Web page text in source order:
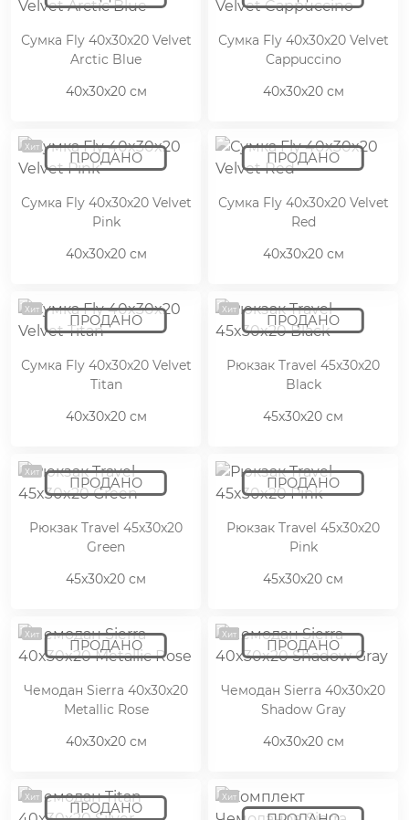
Сумка Fly 40x30x20 Velvet
Arctic Blue
40x30x20 см
Сумка Fly 40x30x20 Velvet
Cappuccino
40x30x20 см
Хит
Сумка Fly 40x30x20 Velvet
Pink
40x30x20 см
Сумка Fly 40x30x20 Velvet
Red
40x30x20 см
Хит
Сумка Fly 40x30x20 Velvet
Titan
40x30x20 см
Хит
Рюкзак Travel 45x30x20
Black
45x30x20 см
Хит
Рюкзак Travel 45x30x20
Green
45x30x20 см
Рюкзак Travel 45x30x20
Pink
45x30x20 см
Хит
Чемодан Sierra 40x30x20
Metallic Rose
40x30x20 см
Хит
Чемодан Sierra 40x30x20
Shadow Gray
40x30x20 см
Хит Хит